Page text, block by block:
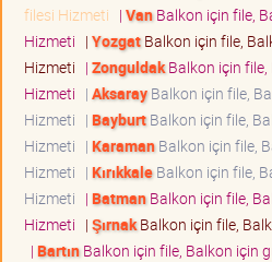
filesi Hizmeti | VanBalkon için file,
Hizmeti | YozgatBalkon için file,
Hizmeti | ZonguldakBalkon için file,
Hizmeti | AksarayBalkon için file,
Hizmeti | BayburtBalkon için file,
Hizmeti | KaramanBalkon için file,
Hizmeti | KırıkkaleBalkon için file,
Hizmeti | BatmanBalkon için file,
Hizmeti | ŞırnakBalkon için file,
| BartınBalkon için file, Balkon için